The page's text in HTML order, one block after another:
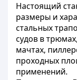
Настоящий
размеры и
стальных
судов в
мачтах,
проходных
применений.